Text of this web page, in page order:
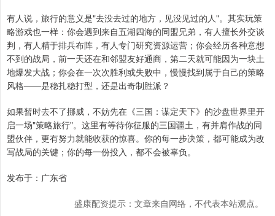
有人说，旅行的意义是"去没去过的地方，见没见过的人"。其实玩策
略游戏也一样：你会遇到来自五湖四海的同盟兄弟，有人擅长外交谈
判，有人精于排兵布阵，有人专门研究资源运营；你会经历各种意想
不到的战局，前一天还在和邻盟友好通商，第二天就可能因为一块土
地爆发大战；你会在一次次胜利或失败中，慢慢找到属于自己的策略
风格——是稳扎稳打型，还是出奇制胜派？
如果暂时去不了挪威，不妨先在《三国：谋定天下》的沙盘世界里开
启一场"策略旅行"。这里有等待你征服的三国疆土，有并肩作战的同
盟伙伴，更有努力就能收获的惊喜。你的每一步决策，都可能成为改
写战局的关键；你的每一份投入，都不会被辜负。
发布于：广东省
盛康配资提示：文章来自网络，不代表本站观点。